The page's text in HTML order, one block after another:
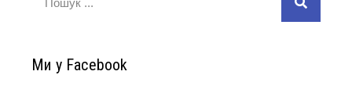
Ми у Facebook